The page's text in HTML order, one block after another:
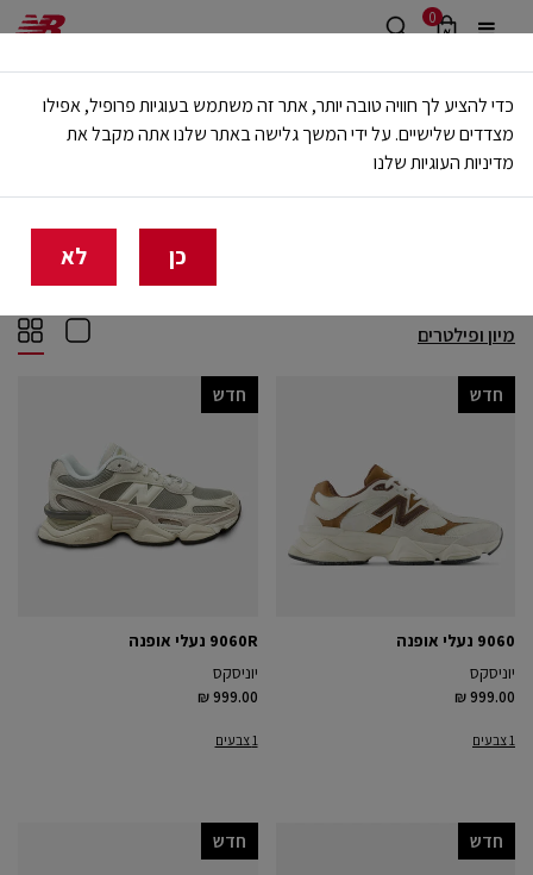
0
משלוח חינם מעל 499 ש"ח
🔥 20% הנחה על כל הביגוד באתר ובחנויות - לזמן מוגבל
בית נשים נעליים
מיון ופילטרים
9060 נעלי אופנה
יוניסקס
₪ 999.00
1 צבעים
חדש
9060R נעלי אופנה
יוניסקס
₪ 999.00
1 צבעים
חדש
חדש חדש
כדי להציע לך חוויה טובה יותר, אתר זה משתמש בעוגיות פרופיל, אפילו
מצדדים שלישיים. על ידי המשך גלישה באתר שלנו אתה מקבל את
מדיניות העוגיות שלנו
כן לא